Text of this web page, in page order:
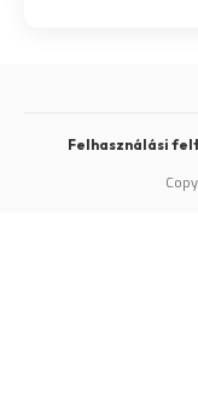
Felhasználási